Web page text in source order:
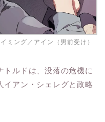
ミング／アイン（男前受け）
トルドは、没落の危機に
イアン・シェレグと政略